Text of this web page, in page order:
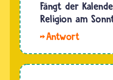
sich
ausschließlich
nach der
Sonne,
also
danach,
Fängt der
Religion am
Sophie.